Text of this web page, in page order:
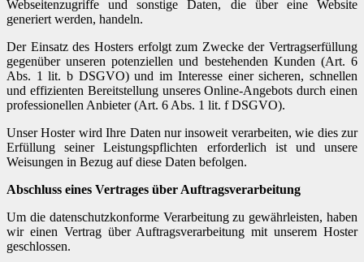
Webseitenzugriffe und sonstige Daten, die über eine Website
generiert werden, handeln.
Der Einsatz des Hosters erfolgt zum Zwecke der Vertragserfüllung
gegenüber unseren potenziellen und bestehenden Kunden (Art. 6
Abs. 1 lit. b DSGVO) und im Interesse einer sicheren, schnellen
und effizienten Bereitstellung unseres Online-Angebots durch einen
professionellen Anbieter (Art. 6 Abs. 1 lit. f DSGVO).
Unser Hoster wird Ihre Daten nur insoweit verarbeiten, wie dies zur
Erfüllung seiner Leistungspflichten erforderlich ist und unsere
Weisungen in Bezug auf diese Daten befolgen.
Abschluss eines Vertrages über Auftragsverarbeitung
Um die datenschutzkonforme Verarbeitung zu gewährleisten, haben
wir einen Vertrag über Auftragsverarbeitung mit unserem Hoster
geschlossen.